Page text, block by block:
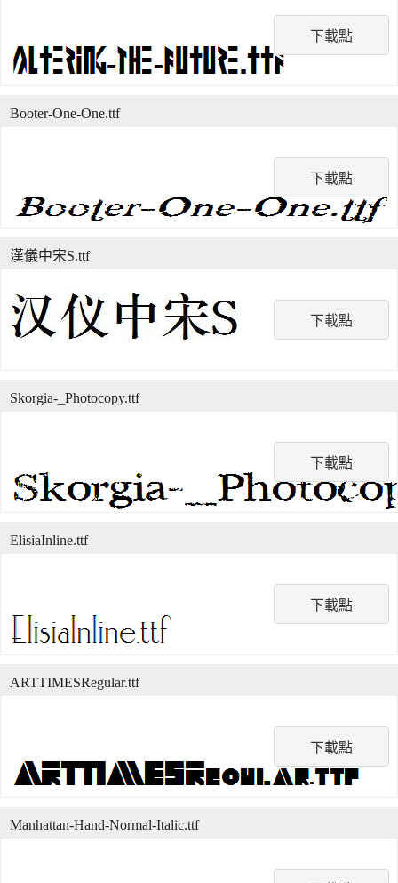
下載點
下載點
Booter-One-One.ttf
下載點
漢儀中宋S.ttf
下載點
Skorgia-_Photocopy.ttf
下載點
ElisiaInline.ttf
下載點
ARTTIMESRegular.ttf
Manhattan-Hand-Normal-Italic.ttf